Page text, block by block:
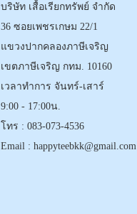
บริษัท เสื้อเรียกทรัพย์ จำกัด
36 ซอยเพชรเกษม 22/1
แขวงปากคลองภาษีเจริญ
เขตภาษีเจริญ กทม. 10160
เวลาทำการ จันทร์-เสาร์
9:00 - 17:00น.
โทร : 083-073-4536
Email : happyteebkk@gmail.com